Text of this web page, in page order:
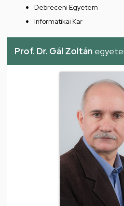
Debreceni Egyetem
Informatikai Kar
Prof. Dr. Gál Zoltán